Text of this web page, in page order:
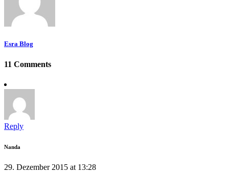
Esra Blog
11 Comments
Reply
Nanda
29. Dezember 2015 at 13:28